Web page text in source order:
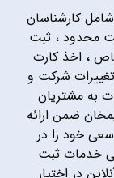
کارشناسان
محدود ، ثبت
، اخذ کارت
تغییرات شرکت و
به مشتریان
ضمن ارائه
خود را در
خدمات ثبت
در اختیار